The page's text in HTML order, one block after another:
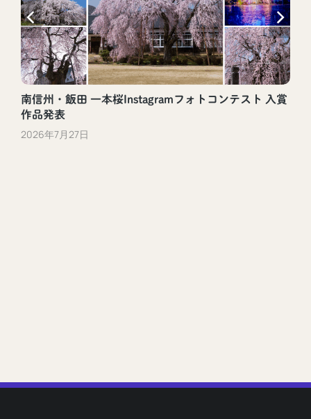
南信州・飯田 一本桜Instagramフォトコンテスト 入賞
作品発表
2026年7月27日